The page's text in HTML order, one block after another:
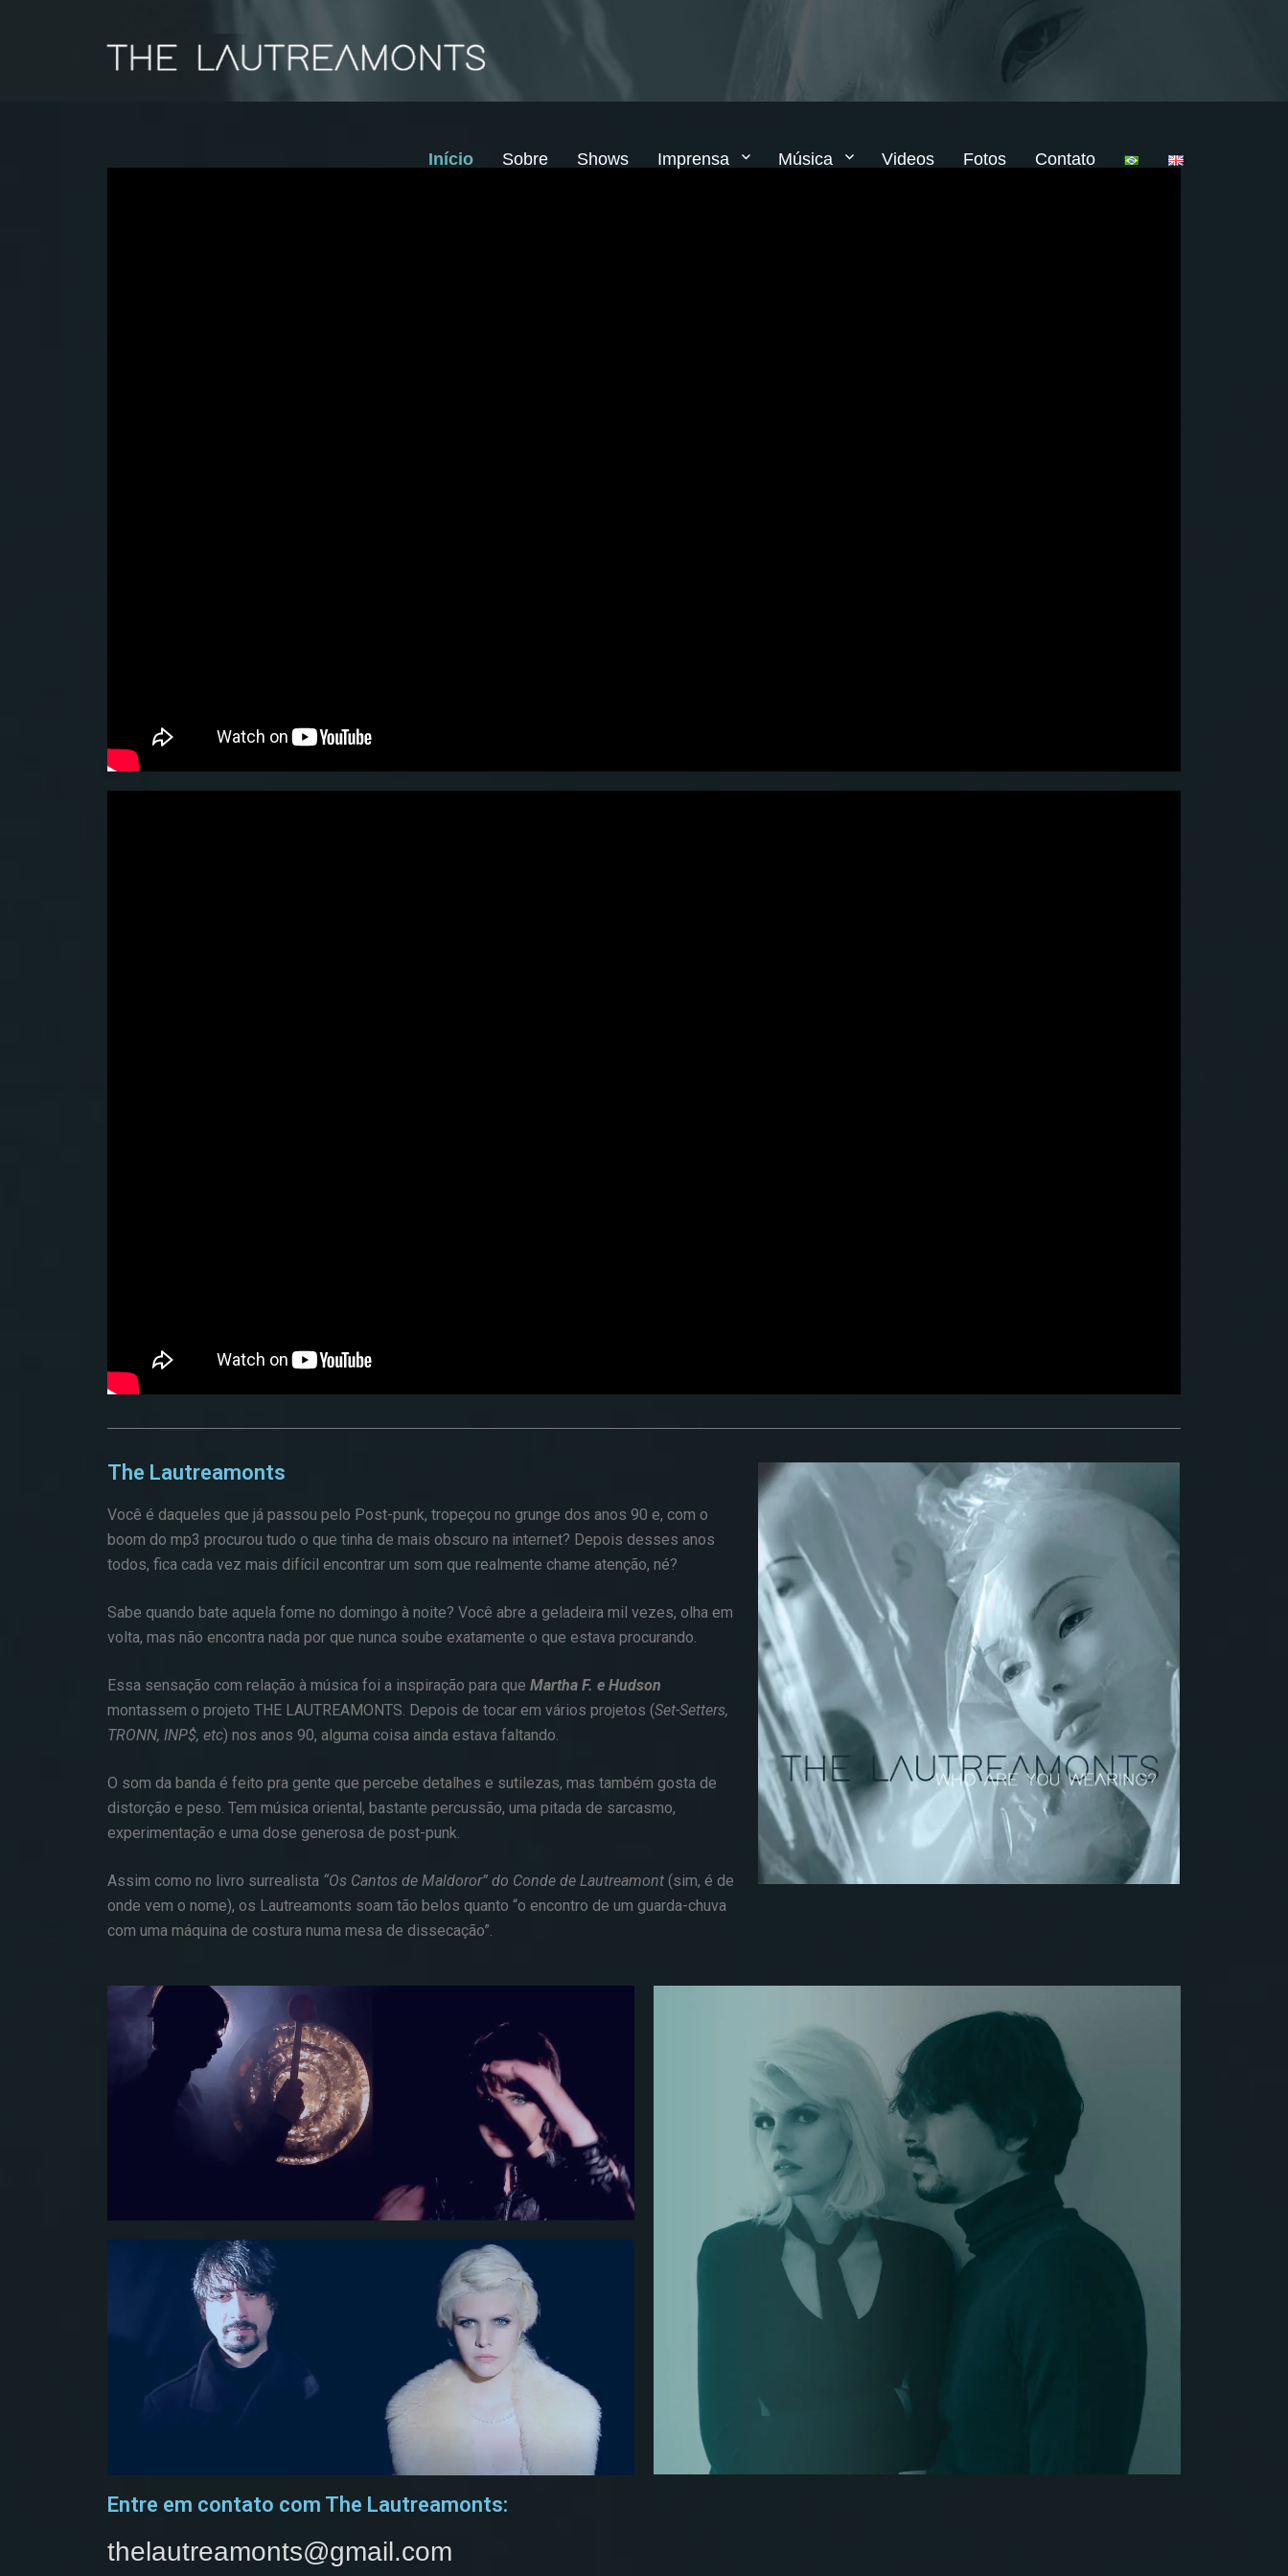
Início Sobre Shows Imprensa Música Videos Fotos Contato
The Lautreamonts
Você é daqueles que já passou pelo Post-punk, tropeçou no grunge dos anos 90 e, com o
boom do mp3 procurou tudo o que tinha de mais obscuro na internet? Depois desses anos
todos, fica cada vez mais difícil encontrar um som que realmente chame atenção, né?
Sabe quando bate aquela fome no domingo à noite? Você abre a geladeira mil vezes, olha em
volta, mas não encontra nada por que nunca soube exatamente o que estava procurando.
Essa sensação com relação à música foi a inspiração para que Martha F. e Hudson
montassem o projeto THE LAUTREAMONTS. Depois de tocar em vários projetos (Set-Setters,
TRONN, INP$, etc) nos anos 90, alguma coisa ainda estava faltando.
O som da banda é feito pra gente que percebe detalhes e sutilezas, mas também gosta de
distorção e peso. Tem música oriental, bastante percussão, uma pitada de sarcasmo,
experimentação e uma dose generosa de post-punk.
Assim como no livro surrealista “Os Cantos de Maldoror” do Conde de Lautreamont(sim, é de
onde vem o nome), os Lautreamonts soam tão belos quanto “o encontro de um guarda-chuva
com uma máquina de costura numa mesa de dissecação”.
Entre em contato com The Lautreamonts:
thelautreamonts@gmail.com